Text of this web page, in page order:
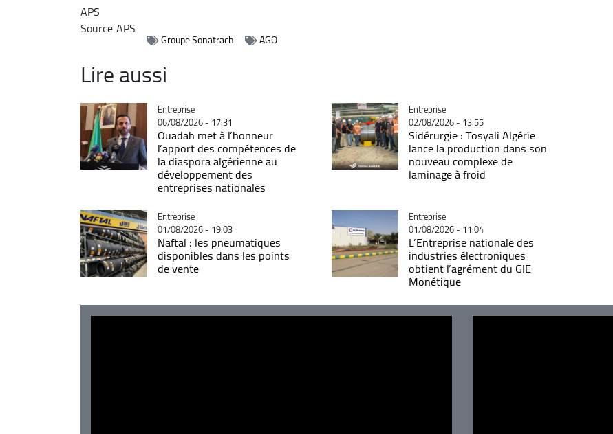
APS
SourceAPS
Groupe Sonatrach AGO
Lire aussi
Catégorie
Entreprise
06/08/2026 - 17:31
Ouadah met à l’honneur
l’apport des compétences de
la diaspora algérienne au
développement des
entreprises nationales
Catégorie
Entreprise
02/08/2026 - 13:55
Sidérurgie : Tosyali Algérie
lance la production dans son
nouveau complexe de
laminage à froid
Catégorie
Entreprise
01/08/2026 - 19:03
Naftal : les pneumatiques
disponibles dans les points
de vente
Catégorie
Entreprise
01/08/2026 - 11:04
L’Entreprise nationale des
industries électroniques
obtient l’agrément du GIE
Monétique